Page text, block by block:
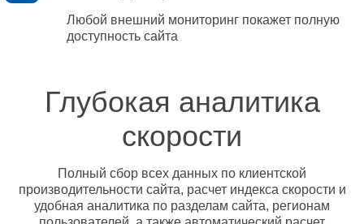
Любой внешний мониторинг покажет полную
доступность сайта
Глубокая аналитика
скорости
Полный сбор всех данных по клиентской
производительности сайта, расчет индекса скорости и
удобная аналитика по разделам сайта, регионам